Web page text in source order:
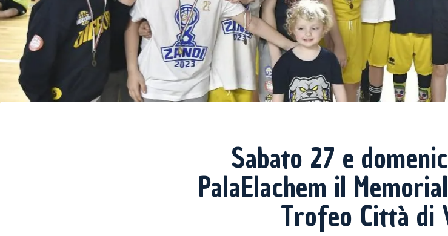
Sabato 27 e
PalaElachem il
Trofeo Città di